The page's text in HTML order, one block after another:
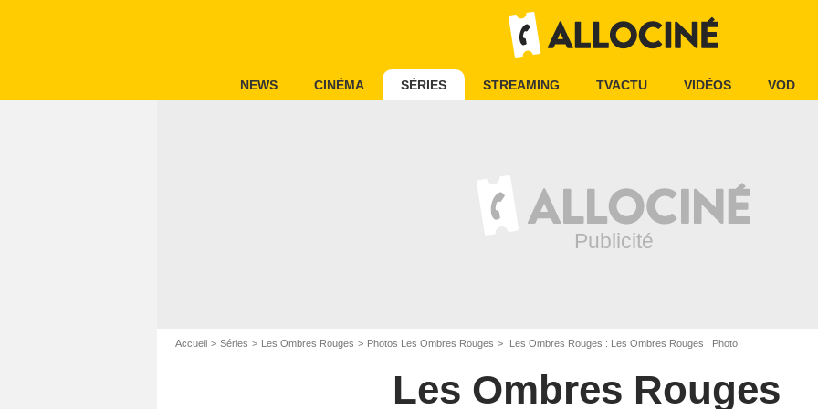
NEWS CINÉMA SÉRIES STREAMING TVACTU VIDÉOS VOD
Accueil Séries Les Ombres Rouges Photos Les Ombres Rouges Les Ombres Rouges : Les Ombres Rouges : Photo
Les Ombres Rouges